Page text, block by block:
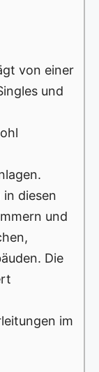
von einer
und
diesen
und
Die
im